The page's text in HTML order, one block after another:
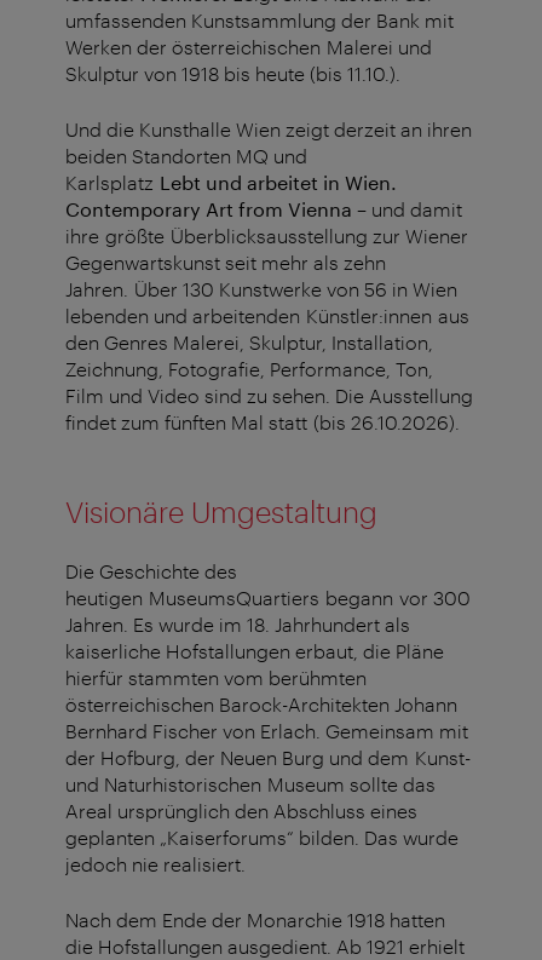
umfassenden Kunstsammlung der Bank mit
Werken der österreichischen Malerei und
Skulptur von 1918 bis heute (bis 11.10.).
Und die Kunsthalle Wien zeigt derzeit an ihren
beiden Standorten MQ und
Karlsplatz Lebt und arbeitet in Wien.
Contemporary Art from Vienna – und damit
ihre größte Überblicksausstellung zur Wiener
Gegenwartskunst seit mehr als zehn
Jahren. Über 130 Kunstwerke von 56 in Wien
lebenden und arbeitenden Künstler:innen aus
den Genres Malerei, Skulptur, Installation,
Zeichnung, Fotografie, Performance, Ton,
Film und Video sind zu sehen. Die Ausstellung
findet zum fünften Mal statt (bis 26.10.2026).
Visionäre Umgestaltung
Die Geschichte des
heutigen MuseumsQuartiers begann vor 300
Jahren. Es wurde im 18. Jahrhundert als
kaiserliche Hofstallungen erbaut, die Pläne
hierfür stammten vom berühmten
österreichischen Barock-Architekten Johann
Bernhard Fischer von Erlach. Gemeinsam mit
der Hofburg, der Neuen Burg und dem Kunst-
und Naturhistorischen Museum sollte das
Areal ursprünglich den Abschluss eines
geplanten „Kaiserforums“ bilden. Das wurde
jedoch nie realisiert.
Nach dem Ende der Monarchie 1918 hatten
die Hofstallungen ausgedient. Ab 1921 erhielt